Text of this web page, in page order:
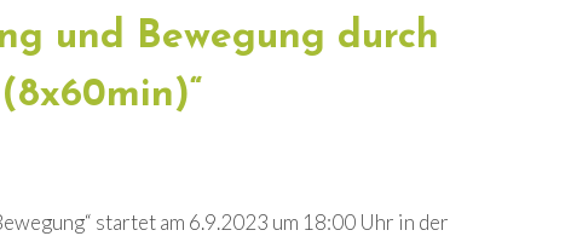
und Bewegung durch
startet am 6.9.2023 um 18:00 Uhr in der